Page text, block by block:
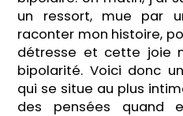
un ressort, mue par
raconter mon histoire,
détresse et cette joie
bipolarité. Voici donc
qui se situe au plus
des pensées quand